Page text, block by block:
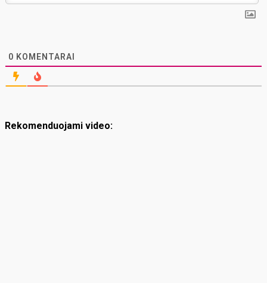
0 KOMENTARAI
Rekomenduojami video: